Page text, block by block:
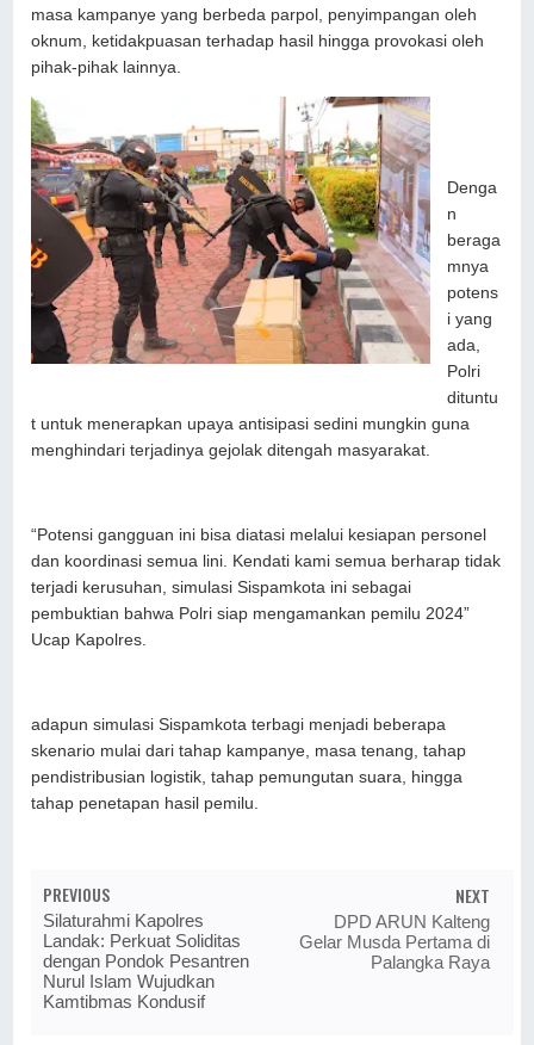
masa kampanye yang berbeda parpol, penyimpangan oleh
oknum, ketidakpuasan terhadap hasil hingga provokasi oleh
pihak-pihak lainnya.
Denga
n
beraga
mnya
potens
i yang
ada,
Polri
dituntu
t untuk menerapkan upaya antisipasi sedini mungkin guna
menghindari terjadinya gejolak ditengah masyarakat.
“Potensi gangguan ini bisa diatasi melalui kesiapan personel
dan koordinasi semua lini. Kendati kami semua berharap tidak
terjadi kerusuhan, simulasi Sispamkota ini sebagai
pembuktian bahwa Polri siap mengamankan pemilu 2024”
Ucap Kapolres.
adapun simulasi Sispamkota terbagi menjadi beberapa
skenario mulai dari tahap kampanye, masa tenang, tahap
pendistribusian logistik, tahap pemungutan suara, hingga
tahap penetapan hasil pemilu.
PREVIOUS
Silaturahmi Kapolres
Landak: Perkuat Soliditas
dengan Pondok Pesantren
Nurul Islam Wujudkan
Kamtibmas Kondusif
NEXT
DPD ARUN Kalteng
Gelar Musda Pertama di
Palangka Raya